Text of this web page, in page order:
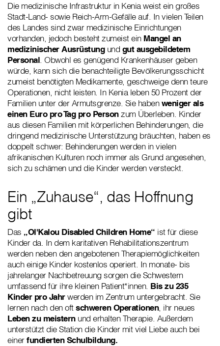
Die medizinische Infrastruktur in Kenia weist ein großes
Stadt-Land- sowie Reich-Arm-Gefälle auf. In vielen Teilen
des Landes sind zwar medizinische Einrichtungen
vorhanden, jedoch besteht zumeist ein Mangel an
medizinischer Ausrüstungund gut ausgebildetem
Personal. Obwohl es genügend Krankenhäuser geben
würde, kann sich die benachteiligte Bevölkerungsschicht
zumeist benötigten Medikamente, geschweige denn teure
Operationen, nicht leisten. In Kenia leben 50 Prozent der
Familien unter der Armutsgrenze. Sie habenweniger als
einen Euro pro Tag pro Personzum Überleben. Kinder
aus diesen Familien mit körperlichen Behinderungen, die
dringend medizinische Unterstützung bräuchten, haben es
doppelt schwer: Behinderungen werden in vielen
afrikanischen Kulturen noch immer als Grund angesehen,
sich zu schämen und die Kinder werden versteckt.
Ein „Zuhause“, das Hoffnung
gibt
Das „Ol'Kalou Disabled Children Home“ ist für diese
Kinder da. In dem karitativen Rehabilitationszentrum
werden neben den angebotenen Therapiemöglichkeiten
auch einige Kinder kostenlos operiert. In monate- bis
jahrelanger Nachbetreuung sorgen die Schwestern
umfassend für ihre kleinen Patient*innen. Bis zu 235
Kinder pro Jahrwerden im Zentrum untergebracht. Sie
lernen nach den oftschweren Operationen, ihr neues
Leben zu meisternund erhalten Therapie. Außerdem
unterstützt die Station die Kinder mit viel Liebe auch bei
einerfundierten Schulbildung.